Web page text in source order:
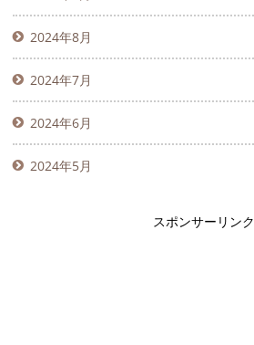
2024年8月
2024年7月
2024年6月
2024年5月
スポンサーリンク